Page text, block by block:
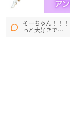
そーちゃん！！
っと大好きで…